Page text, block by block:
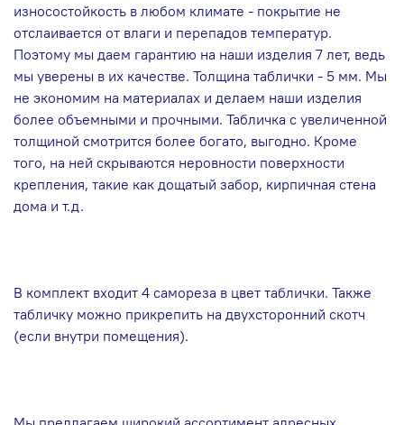
износостойкость в любом климате - покрытие не
отслаивается от влаги и перепадов температур.
Поэтому мы даем гарантию на наши изделия 7 лет, ведь
мы уверены в их качестве. Толщина таблички - 5 мм. Мы
не экономим на материалах и делаем наши изделия
более объемными и прочными. Табличка с увеличенной
толщиной смотрится более богато, выгодно. Кроме
того, на ней скрываются неровности поверхности
крепления, такие как дощатый забор, кирпичная стена
дома и т.д.
В комплект входит 4 самореза в цвет таблички. Также
табличку можно прикрепить на двухсторонний скотч
(если внутри помещения).